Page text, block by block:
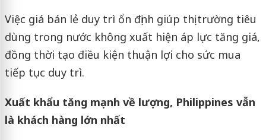
Việc giá bán lẻ duy trì ổn định giúp thị trường tiêu
dùng trong nước không xuất hiện áp lực tăng giá,
đồng thời tạo điều kiện thuận lợi cho sức mua
tiếp tục duy trì.
Xuất khẩu tăng mạnh về lượng, Philippines vẫn
là khách hàng lớn nhất